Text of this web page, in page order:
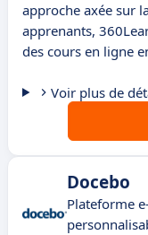
approche axée sur
apprenants,
des cours en ligne
Voir plus de
Docebo
Plateforme